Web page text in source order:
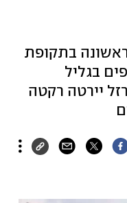
בתקופת
נוספים בגליל
יירטה רקטה